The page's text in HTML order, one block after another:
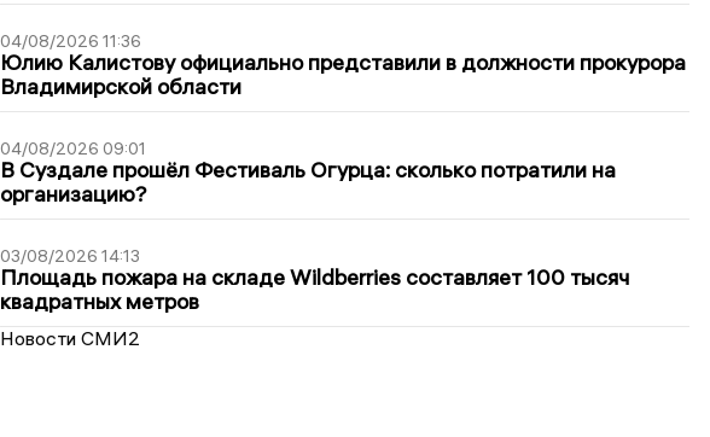
04/08/2026 11:36
Юлию Калистову официально представили в должности прокурора
Владимирской области
04/08/2026 09:01
В Суздале прошёл Фестиваль Огурца: сколько потратили на
организацию?
03/08/2026 14:13
Площадь пожара на складе Wildberries составляет 100 тысяч
квадратных метров
Новости СМИ2